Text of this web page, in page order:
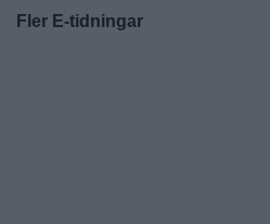
Fler E-tidningar